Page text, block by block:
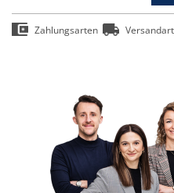
Zahlungsarten